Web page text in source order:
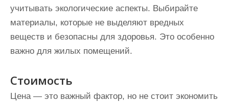
учитывать экологические аспекты. Выбирайте
материалы, которые не выделяют вредных
веществ и безопасны для здоровья. Это особенно
важно для жилых помещений.
Стоимость
Цена — это важный фактор, но не стоит экономить